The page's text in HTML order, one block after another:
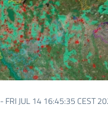
- FRI JUL 14 16:45:35 CEST